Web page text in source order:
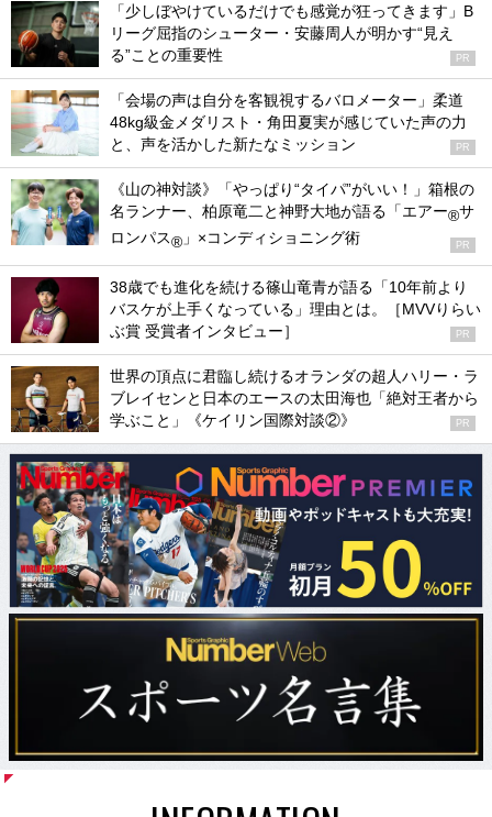
「少しぼやけているだけでも感覚が狂ってきます」B
リーグ屈指のシューター・安藤周人が明かす“見え
る”ことの重要性
PR
「会場の声は自分を客観視するバロメーター」柔道
48kg級金メダリスト・角田夏実が感じていた声の力
と、声を活かした新たなミッション
PR
《山の神対談》「やっぱり“タイパ”がいい！」箱根の
名ランナー、柏原竜二と神野大地が語る「エアー®サ
ロンパス® 」×コンディショニング術 PR
38歳でも進化を続ける篠山竜青が語る「10年前より
バスケが上手くなっている」理由とは。［MVVりらい
ぶ賞 受賞者インタビュー］
PR
世界の頂点に君臨し続けるオランダの超人ハリー・ラ
ブレイセンと日本のエースの太田海也「絶対王者から
学ぶこと」《ケイリン国際対談②》
PR